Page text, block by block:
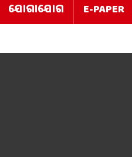
ଯୋଗାଯୋଗ E-PAPER